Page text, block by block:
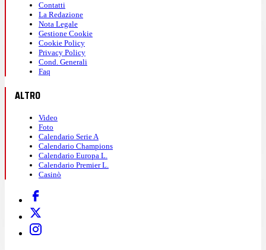
Contatti
La Redazione
Nota Legale
Gestione Cookie
Cookie Policy
Privacy Policy
Cond. Generali
Faq
ALTRO
Video
Foto
Calendario Serie A
Calendario Champions
Calendario Europa L.
Calendario Premier L.
Casinò